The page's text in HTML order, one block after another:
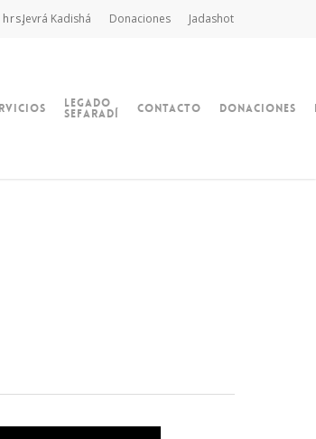
Jevrá Kadishá Donaciones Jadashot
Legado
Sefaradí Contacto Donaciones